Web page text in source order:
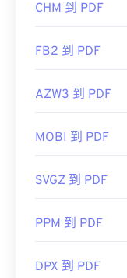
CHM 到 PDF
FB2 到 PDF
AZW3 到 PDF
MOBI 到 PDF
SVGZ 到 PDF
PPM 到 PDF
DPX 到 PDF